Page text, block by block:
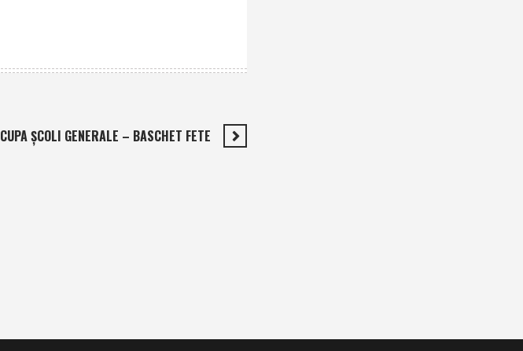
CUPA ŞCOLI GENERALE – BASCHET FETE